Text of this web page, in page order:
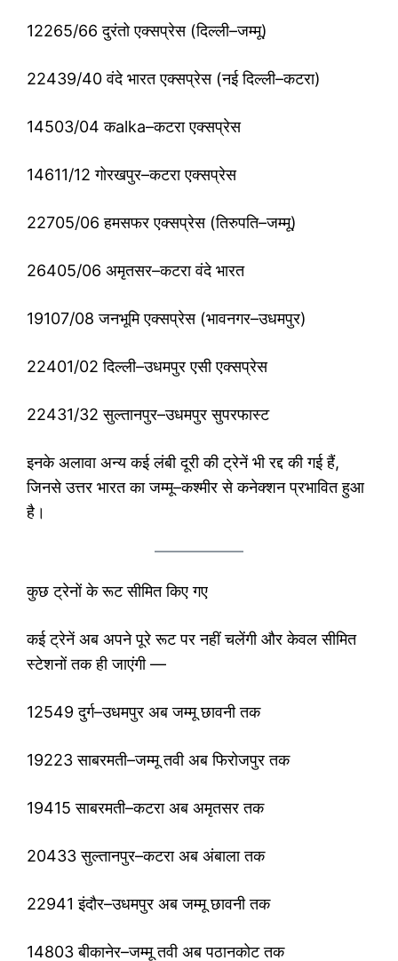
12265/66 दुरंतो एक्सप्रेस (दिल्ली–जम्मू)
22439/40 वंदे भारत एक्सप्रेस (नई दिल्ली–कटरा)
14503/04 कalka–कटरा एक्सप्रेस
14611/12 गोरखपुर–कटरा एक्सप्रेस
22705/06 हमसफर एक्सप्रेस (तिरुपति–जम्मू)
26405/06 अमृतसर–कटरा वंदे भारत
19107/08 जनभूमि एक्सप्रेस (भावनगर–उधमपुर)
22401/02 दिल्ली–उधमपुर एसी एक्सप्रेस
22431/32 सुल्तानपुर–उधमपुर सुपरफास्ट
इनके अलावा अन्य कई लंबी दूरी की ट्रेनें भी रद्द की गई हैं,
जिनसे उत्तर भारत का जम्मू–कश्मीर से कनेक्शन प्रभावित हुआ
है।
कुछ ट्रेनों के रूट सीमित किए गए
कई ट्रेनें अब अपने पूरे रूट पर नहीं चलेंगी और केवल सीमित
स्टेशनों तक ही जाएंगी —
12549 दुर्ग–उधमपुर अब जम्मू छावनी तक
19223 साबरमती–जम्मू तवी अब फिरोजपुर तक
19415 साबरमती–कटरा अब अमृतसर तक
20433 सुल्तानपुर–कटरा अब अंबाला तक
22941 इंदौर–उधमपुर अब जम्मू छावनी तक
14803 बीकानेर–जम्मू तवी अब पठानकोट तक